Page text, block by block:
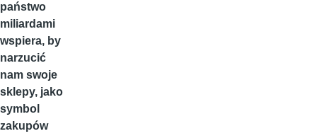
państwo
miliardami
wspiera, by
narzucić
nam swoje
sklepy, jako
symbol
zakupów